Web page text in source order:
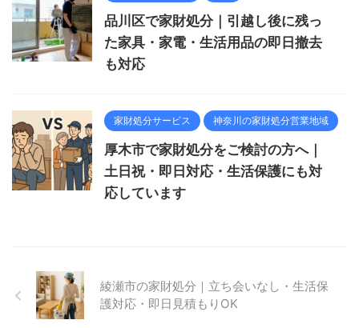
品川区で家財処分｜引越し後に残っ
た家具・家電・生活用品の即日撤去
も対応
家財処分サービス 神奈川の家財処分営業地域
厚木市で家財処分をご検討の方へ｜
土日祝・即日対応・生活保護にも対
応しています
綾瀬市の家財処分｜立ち会いなし・生活保
護対応・即日見積もりOK